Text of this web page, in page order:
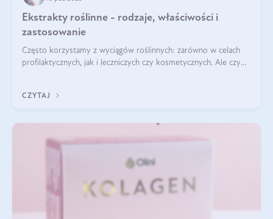
Ekstrakty roślinne - rodzaje, właściwości i
zastosowanie
Często korzystamy z wyciągów roślinnych: zarówno w celach
profilaktycznych, jak i leczniczych czy kosmetycznych. Ale czy
CZYTAJ